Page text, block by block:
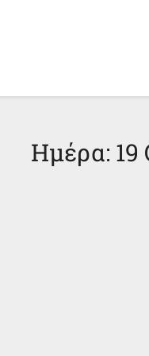
Ημέρα: 19